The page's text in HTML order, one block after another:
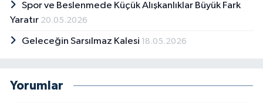
Spor ve Beslenmede Küçük Alışkanlıklar Büyük Fark
Yaratır 20.05.2026
Geleceğin Sarsılmaz Kalesi 18.05.2026
Yorumlar